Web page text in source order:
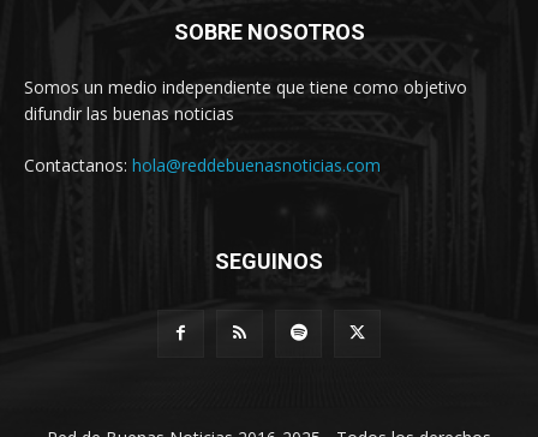
SOBRE NOSOTROS
Somos un medio independiente que tiene como objetivo
difundir las buenas noticias
Contactanos: hola@reddebuenasnoticias.com
SEGUINOS